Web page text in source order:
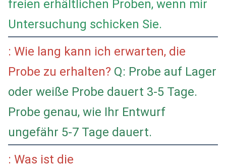
freien erhältlichen Proben, wenn mir
Untersuchung schicken Sie.
: Wie lang kann ich erwarten, die
Probe zu erhalten? Q: Probe auf Lager
oder weiße Probe dauert 3-5 Tage.
Probe genau, wie Ihr Entwurf
ungefähr 5-7 Tage dauert.
: Was ist die